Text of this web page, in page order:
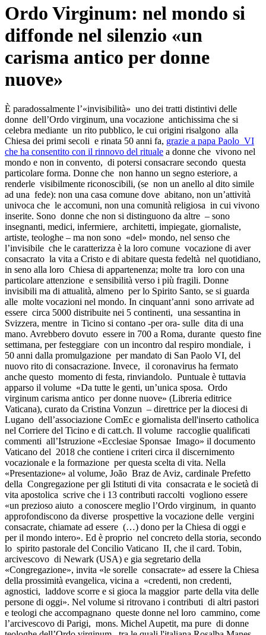
Ordo Virginum: nel mondo si
diffonde nel silenzio «un
carisma antico per donne
nuove»
È paradossalmente l’«invisibilità» uno dei tratti distintivi delle
donne dell’Ordo virginum, una vocazione antichissima che si
celebra mediante un rito pubblico, le cui origini risalgono alla
Chiesa dei primi secoli e rinata 50 anni fa, grazie a papa Paolo VI
che ha consentito con il rinnovo del rituale a donne che vivono nel
mondo e non in convento, di potersi consacrare secondo questa
particolare forma. Donne che non hanno un segno esteriore, a
renderle visibilmente riconoscibili, (se non un anello al dito simile
ad una fede): non una casa comune dove abitano, non un’attività
univoca che le accomuni, non una comunità religiosa in cui vivono
inserite. Sono donne che non si distinguono da altre – sono
insegnanti, medici, infermiere, architetti, impiegate, giornaliste,
artiste, teologhe – ma non sono «del» mondo, nel senso che
l’invisibile che le caratterizza è la loro comune vocazione di aver
consacrato la vita a Cristo e di abitare questa fedeltà nel quotidiano,
in seno alla loro Chiesa di appartenenza; molte tra loro con una
particolare attenzione e sensibilità verso i più fragili. Donne
invisibili ma di attualità, almeno per lo Spirito Santo, se si guarda
alle molte vocazioni nel mondo. In cinquant’anni sono arrivate ad
essere circa 5000 distribuite nei 5 continenti, una sessantina in
Svizzera, mentre in Ticino si contano -per ora- sulle dita di una
mano. Avrebbero dovuto essere in 700 a Roma, durante questo fine
settimana, per festeggiare con un incontro dal respiro mondiale, i
50 anni dalla promulgazione per mandato di San Paolo VI, del
nuovo rito di consacrazione. Invece, il coronavirus ha fermato
anche questo momento di festa, rinviandolo. Puntuale è tuttavia
apparso il volume «Da tutte le genti, un’unica sposa. Ordo
virginum carisma antico per donne nuove» (Libreria editrice
Vaticana), curato da Cristina Vonzun – direttrice per la diocesi di
Lugano dell’associazione ComEc e giornalista dell'inserto catholica
nel Corriere del Ticino e di catt.ch. Il volume raccoglie qualificati
commenti all’Istruzione «Ecclesiae Sponsae Imago» il documento
Vaticano del 2018 che contiene i criteri circa il discernimento
vocazionale e la formazione per questa scelta di vita. Nella
«Presentazione» al volume, João Braz de Aviz, cardinale Prefetto
della Congregazione per gli Istituti di vita consacrata e le società di
vita apostolica scrive che i 13 contributi raccolti vogliono essere
«un prezioso aiuto a conoscere meglio l’Ordo virginum, in quanto
approfondiscono da diverse prospettive la vocazione delle vergini
consacrate, chiamate ad essere (…) dono per la Chiesa di oggi e
per il mondo intero». Ed è proprio nel concreto della storia, secondo
lo spirito pastorale del Concilio Vaticano II, che il card. Tobin,
arcivescovo di Newark (USA) e gia segretario della
«Congregazione», invita «le sorelle consacrate» ad essere la Chiesa
della prossimità evangelica, vicina a «credenti, non credenti,
agnostici, laddove scorre e si gioca la maggior parte della vita delle
persone di oggi». Nel volume si ritrovano i contributi di altri pastori
e teologi che accompagnano queste donne nel loro cammino, come
l’arcivescovo di Parigi, mons. Michel Aupetit, ma pure di donne